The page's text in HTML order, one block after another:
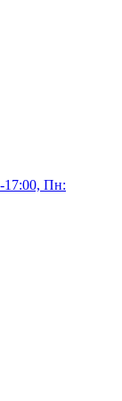
17:00, Пн: